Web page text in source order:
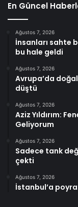
En Güncel
Ağustos 7, 2026
İnsanları sahte
bu hale geldi
Ağustos 7, 2026
Avrupa’da
düştü
Ağustos 7, 2026
Aziz Yıldırım:
Geliyorum
Ağustos 7, 2026
Sadece tank
çekti
Ağustos 7, 2026
İstanbul’a